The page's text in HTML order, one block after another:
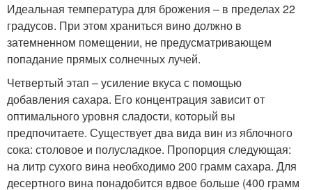
Идеальная температура для брожения – в пределах 22
градусов. При этом храниться вино должно в
затемненном помещении, не предусматривающем
попадание прямых солнечных лучей.
Четвертый этап – усиление вкуса с помощью
добавления сахара. Его концентрация зависит от
оптимального уровня сладости, который вы
предпочитаете. Существует два вида вин из яблочного
сока: столовое и полусладкое. Пропорция следующая:
на литр сухого вина необходимо 200 грамм сахара. Для
десертного вина понадобится вдвое больше (400 грамм